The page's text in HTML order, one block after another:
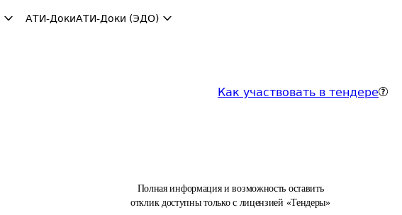
АТИ-ДокиАТИ-Доки (ЭДО)
Как участвовать в тендере
Полная информация и возможность оставить
отклик доступны только с лицензией «Тендеры»